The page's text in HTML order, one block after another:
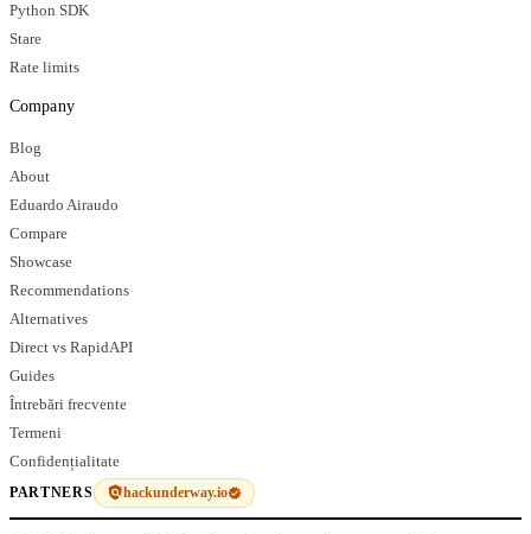
Python SDK
Stare
Rate limits
Company
Blog
About
Eduardo Airaudo
Compare
Showcase
Recommendations
Alternatives
Direct vs RapidAPI
Guides
Întrebări frecvente
Termeni
Confidențialitate
PARTNERS hackunderway.io